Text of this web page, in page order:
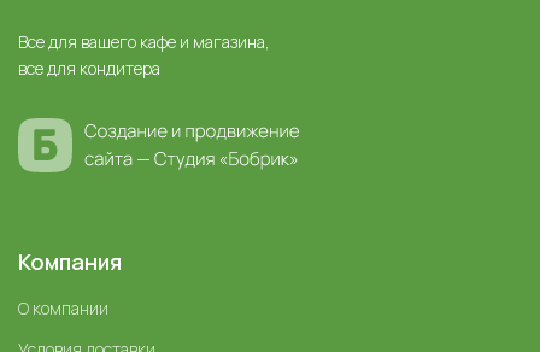
Все для вашего кафе и магазина,
все для кондитера
Компания
О компании